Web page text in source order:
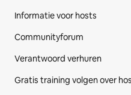
Informatie voor hosts
Communityforum
Verantwoord verhuren
Gratis training volgen over